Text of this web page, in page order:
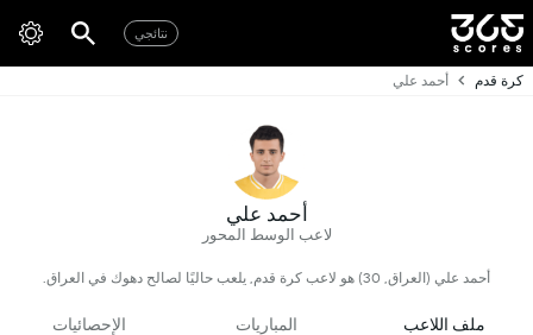
نتائجي
كرة قدم أحمد علي
أحمد علي
لاعب الوسط المحور
أحمد علي (العراق, 30) هو لاعب كرة قدم, يلعب حاليًا لصالح دهوك في العراق.
ملف اللاعب المباريات الإحصائيات